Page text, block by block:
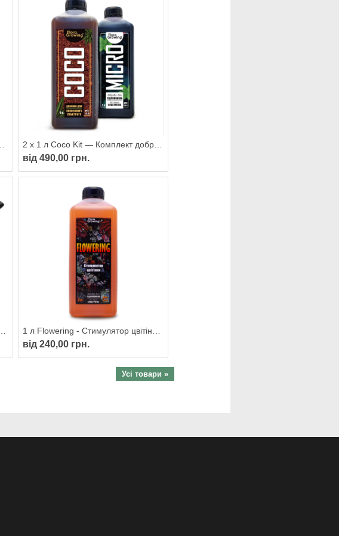
2 х 1 л Coco Kit — Комплект добрив для вирощування в кокосовому субстраті
від 490,00 грн.
від 240,00 грн.
Усі товари »